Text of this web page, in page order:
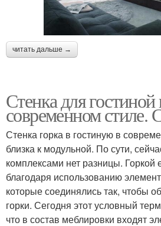
читать дальше →
Стенка для гостиной
современном стиле.
Стенка горка в гостиную в
близка к модульной. По сути,
комплексами нет разницы. Горкой
благодаря использованию
которые соединялись так, чтобы
горки. Сегодня этот условный
что в состав меблировки входят